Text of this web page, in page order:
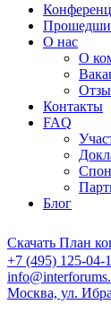
О нас
О
Контакты
FAQ
Блог
Скачать План
+7 (495) 125-04-
Москва, ул.